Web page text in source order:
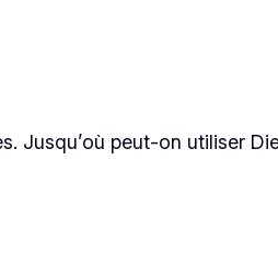
Jusqu’où peut-on utiliser